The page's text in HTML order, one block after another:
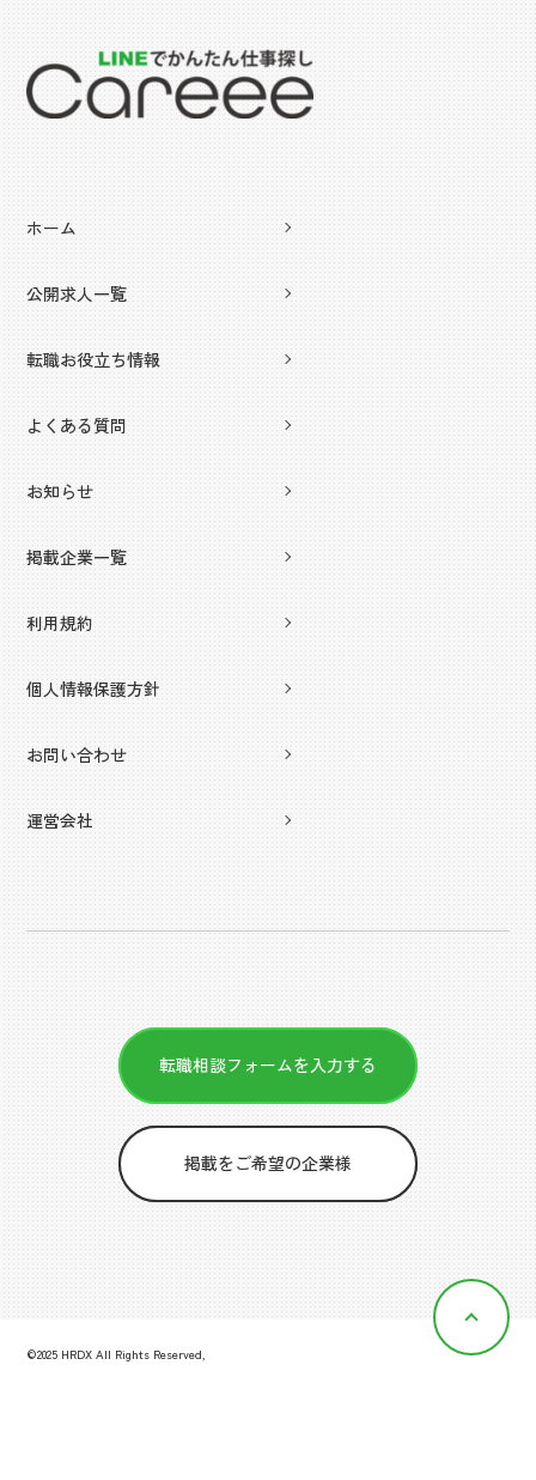
ホーム
公開求人一覧
転職お役立ち情報
よくある質問
お知らせ
掲載企業一覧
利用規約
個人情報保護方針
お問い合わせ
運営会社
転職相談フォームを入力する
掲載をご希望の企業様
©2025 HRDX All Rights Reserved,